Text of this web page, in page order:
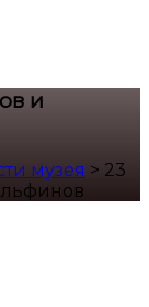
и
музея > 23